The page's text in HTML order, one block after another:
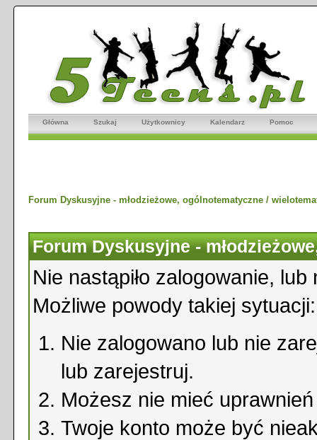
Główna Szukaj Użytkownicy Kalendarz Pomoc
Forum Dyskusyjne - młodzieżowe, ogólnotematyczne /
Forum Dyskusyjne -
Nie nastąpiło zalogowanie,
Możliwe powody takiej sytuacji:
Nie zalogowano lub nie
lub zarejestruj.
Możesz nie mieć
Twoje konto może być